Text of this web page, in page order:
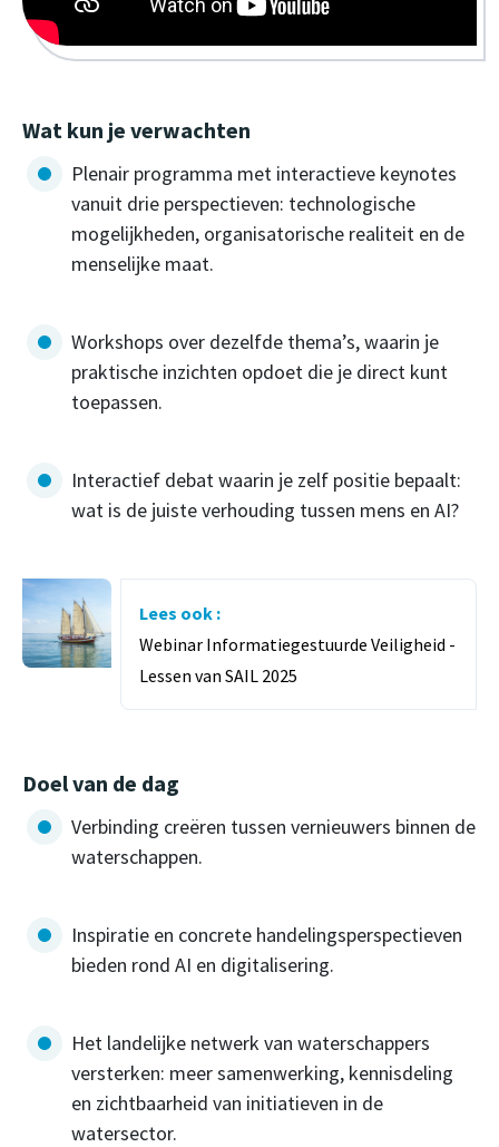
Wat kun je verwachten
Plenair programma met interactieve keynotes
vanuit drie perspectieven: technologische
mogelijkheden, organisatorische realiteit en de
menselijke maat.
Workshops over dezelfde thema’s, waarin je
praktische inzichten opdoet die je direct kunt
toepassen.
Interactief debat waarin je zelf positie bepaalt:
wat is de juiste verhouding tussen mens en AI?
Lees ook :
Webinar Informatiegestuurde Veiligheid -
Lessen van SAIL 2025
Doel van de dag
Verbinding creëren tussen vernieuwers binnen de
waterschappen.
Inspiratie en concrete handelingsperspectieven
bieden rond AI en digitalisering.
Het landelijke netwerk van waterschappers
versterken: meer samenwerking, kennisdeling
en zichtbaarheid van initiatieven in de
watersector.